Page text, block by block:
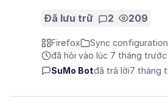
Đã lưu trữ 2 209
Firefox
Sync configuration
đã hỏi vào lúc 7 tháng trước
SuMo Botđã trả lời7 tháng